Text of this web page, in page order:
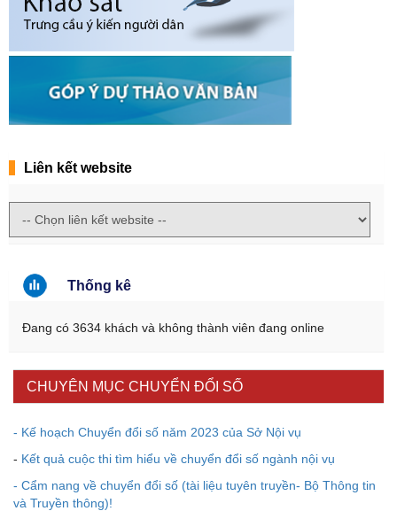
Liên kết website
Thống kê
Đang có 3634 khách và không thành viên đang online
CHUYÊN MỤC CHUYỂN ĐỔI SỐ
- Kế hoạch Chuyển đổi số năm 2023 của Sở Nội vụ
- Kết quả cuộc thi tìm hiểu về chuyển đổi số ngành nội vụ
- Cẩm nang về chuyển đổi số (tài liệu tuyên truyền- Bộ Thông tin
và Truyền thông)!